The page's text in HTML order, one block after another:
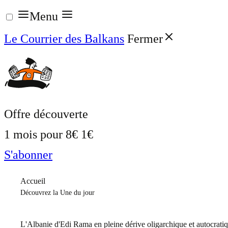
Aller
au
contenu
Menu
Le Courrier des Balkans Fermer
Offre découverte
1 mois pour 8€ 1€
S'abonner
Accueil
Découvrez la Une du jour
L'Albanie d'Edi Rama en pleine dérive oligarchique et